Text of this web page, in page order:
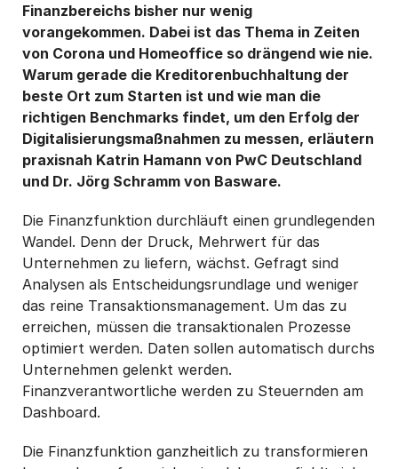
Finanzbereichs bisher nur wenig
vorangekommen. Dabei ist das Thema in Zeiten
von Corona und Homeoffice so drängend wie nie.
Warum gerade die Kreditorenbuchhaltung der
beste Ort zum Starten ist und wie man die
richtigen Benchmarks findet, um den Erfolg der
Digitalisierungsmaßnahmen zu messen, erläutern
praxisnah Katrin Hamann von PwC Deutschland
und Dr. Jörg Schramm von Basware.
Die Finanzfunktion durchläuft einen grundlegenden
Wandel. Denn der Druck, Mehrwert für das
Unternehmen zu liefern, wächst. Gefragt sind
Analysen als Entscheidungsrundlage und weniger
das reine Transaktionsmanagement. Um das zu
erreichen, müssen die transaktionalen Prozesse
optimiert werden. Daten sollen automatisch durchs
Unternehmen gelenkt werden.
Finanzverantwortliche werden zu Steuernden am
Dashboard.
Die Finanzfunktion ganzheitlich zu transformieren